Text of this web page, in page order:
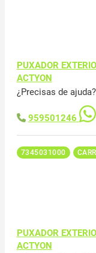
PUXADOR
ACTYON
¿Precisas de
959501246
7345031000
PUXADOR
ACTYON